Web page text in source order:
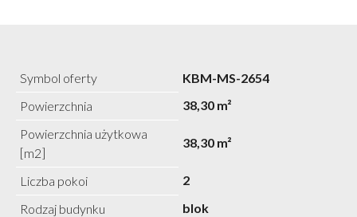
Symbol oferty
KBM-MS-2654
Powierzchnia
38,30 m²
Powierzchnia użytkowa
[m2]
38,30 m²
Liczba pokoi
2
Rodzaj budynku
blok